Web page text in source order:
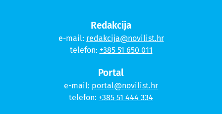
Redakcija
e-mail: redakcija@novilist.hr
telefon: +385 51 650 011
Portal
e-mail: portal@novilist.hr
telefon: +385 51 444 334